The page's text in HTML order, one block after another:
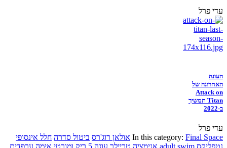
עדי פרל
העונה
האחרונה של
Attack on
Titan תמשיך
ב-2022
עדי פרל
In this category: Final Space אולאן רוג'רס ביטול סדרה חלל אינסופי
נטפליקס adult swim אנימציה טריילר עונה 5 ריק ומורטי אימה ערפדים